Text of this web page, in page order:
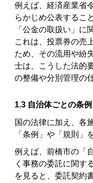
例えば、経済産業省
らかじめ公表するこ
「公金の取扱い」に
これは、投票券の売
ため、その流用や紛
士は、こうした法的
の整備や分別管理の
1.3 自治体ごとの条
国の法律に加え、各
「条例」や「規則」
例えば、前橋市の「
く事務の委託に関す
を見ると、委託契約